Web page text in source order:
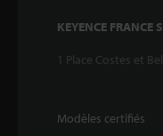
KEYENCE FRANCE
1 Place Costes et
Modèles certifiés